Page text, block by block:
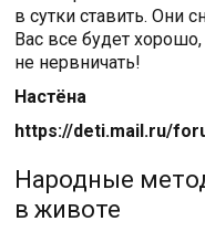
в сутки ставить. Они
Вас все будет
не нервничать!
Настёна
https://deti.mail.ru/
Народные
в животе